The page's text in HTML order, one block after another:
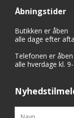
Åbningstider
Butikken er åben
alle dage efter
Telefonen er åben
alle hverdage kl.